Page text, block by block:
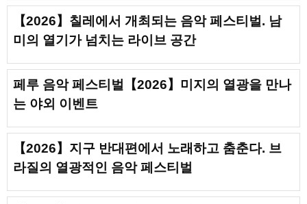
【2026】칠레에서 개최되는 음악 페스티벌. 남
미의 열기가 넘치는 라이브 공간
페루 음악 페스티벌【2026】미지의 열광을 만나
는 야외 이벤트
【2026】지구 반대편에서 노래하고 춤춘다. 브
라질의 열광적인 음악 페스티벌